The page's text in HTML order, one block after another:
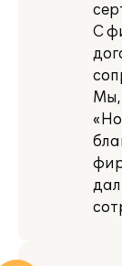
С
Мы,